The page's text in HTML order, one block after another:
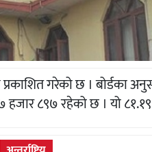
गरेको छ । बोर्डका
हजार ८९७ रहेको छ । यो